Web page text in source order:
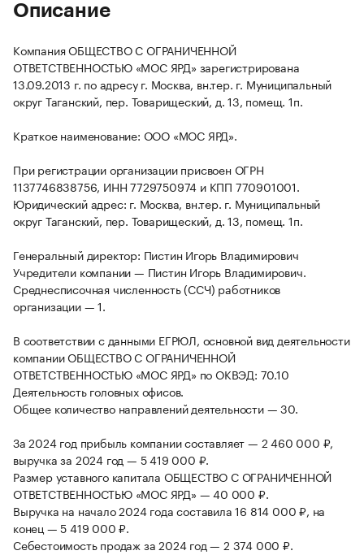
Описание
Компания ОБЩЕСТВО С ОГРАНИЧЕННОЙ
ОТВЕТСТВЕННОСТЬЮ «МОС ЯРД» зарегистрирована
13.09.2013 г. по адресу г. Москва, вн.тер. г. Муниципальный
округ Таганский, пер. Товарищеский, д. 13, помещ. 1п.
Краткое наименование: ООО «МОС ЯРД».
При регистрации организации присвоен ОГРН
1137746838756, ИНН 7729750974 и КПП 770901001.
Юридический адрес: г. Москва, вн.тер. г. Муниципальный
округ Таганский, пер. Товарищеский, д. 13, помещ. 1п.
Генеральный директор: Пистин Игорь Владимирович
Учредители компании — Пистин Игорь Владимирович.
Среднесписочная численность (ССЧ) работников
организации — 1.
В соответствии с данными ЕГРЮЛ, основной вид деятельности
компании ОБЩЕСТВО С ОГРАНИЧЕННОЙ
ОТВЕТСТВЕННОСТЬЮ «МОС ЯРД» по ОКВЭД: 70.10
Деятельность головных офисов.
Общее количество направлений деятельности — 30.
За 2024 год прибыль компании составляет — 2 460 000 ₽,
выручка за 2024 год — 5 419 000 ₽.
Размер уставного капитала ОБЩЕСТВО С ОГРАНИЧЕННОЙ
ОТВЕТСТВЕННОСТЬЮ «МОС ЯРД» — 40 000 ₽.
Выручка на начало 2024 года составила 16 814 000 ₽, на
конец — 5 419 000 ₽.
Себестоимость продаж за 2024 год — 2 374 000 ₽.